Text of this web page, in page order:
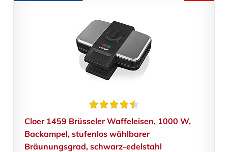
Cloer 1459 Brüsseler Waffeleisen, 1000 W,
Backampel, stufenlos wählbarer
Bräunungsgrad, schwarz-edelstahl